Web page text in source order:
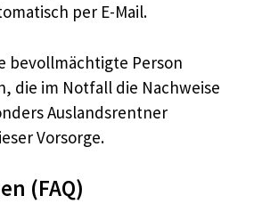
per E-Mail.
bevollmächtigte Person
die im Notfall die Nachweise
Auslandsrentner
Vorsorge.
(FAQ)